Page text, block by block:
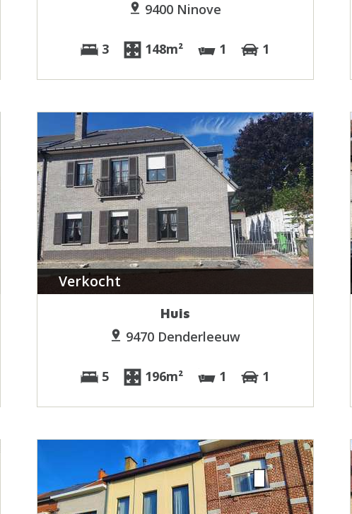
9400 Ninove
3 148m² 1 1
Verkocht
Huis
9470 Denderleeuw
5 196m² 1 1